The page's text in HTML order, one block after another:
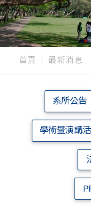
首頁 最新消息
系所公告
學術暨演講